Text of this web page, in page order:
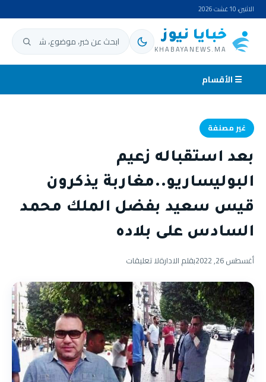
الاثنين، 10 غشت 2026
خبايا نيوز
KHABAYANEWS.MA ابحث عن:
☰ الأقسام
غير مصنفة
بعد استقباله زعيم
البوليساريو..مغاربة يذكرون
قيس سعيد بفضل الملك محمد
السادس على بلاده
أغسطس 26, 2022 بقلم الادارةلا تعليقات